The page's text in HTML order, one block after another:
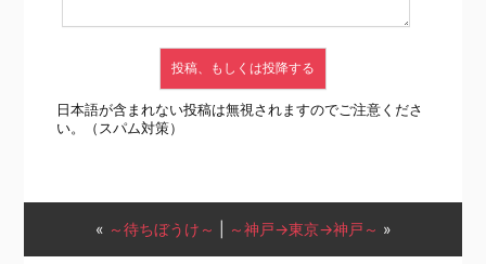
日本語が含まれない投稿は無視されますのでご注意くださ
い。（スパム対策）
« ～待ちぼうけ～ ～神戸→東京→神戸～ »